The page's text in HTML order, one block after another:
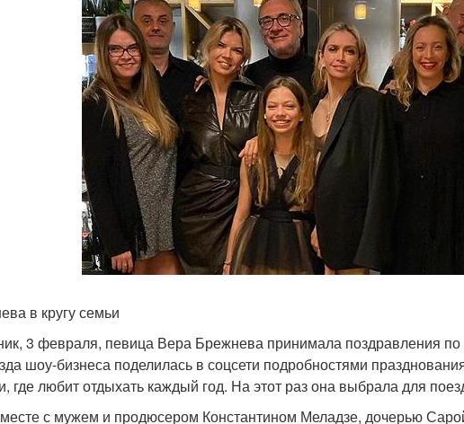
в кругу семьи
3 февраля, певица Вера Брежнева принимала поздравления по
шоу-бизнеса поделилась в соцсети подробностями
где любит отдыхать каждый год. На этот раз она выбрала для
с мужем и продюсером Константином Меладзе, дочерью